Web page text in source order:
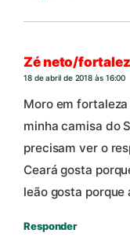
Zé neto/
18 de abril de 2018 às 16:00
Moro em
minha camisa do
precisam ver o
Ceará gosta
leão gosta porque
Responder